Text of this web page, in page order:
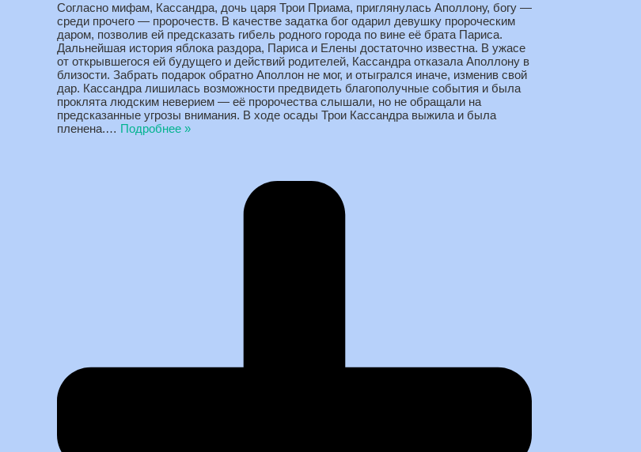
Согласно мифам, Кассандра, дочь царя Трои Приама, приглянулась Аполлону, богу —
среди прочего — пророчеств. В качестве задатка бог одарил девушку пророческим
даром, позволив ей предсказать гибель родного города по вине её брата Париса.
Дальнейшая история яблока раздора, Париса и Елены достаточно известна. В ужасе
от открывшегося ей будущего и действий родителей, Кассандра отказала Аполлону в
близости. Забрать подарок обратно Аполлон не мог, и отыгрался иначе, изменив свой
дар. Кассандра лишилась возможности предвидеть благополучные события и была
проклята людским неверием — её пророчества слышали, но не обращали на
предсказанные угрозы внимания. В ходе осады Трои Кассандра выжила и была
пленена.… Подробнее »